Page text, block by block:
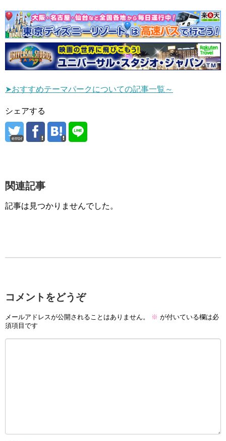
➤おすすめテーマパークについての記事一覧～
シェアする
error
関連記事
記事は見つかりませんでした。
コメントをどうぞ
メールアドレスが公開されることはありません。 ※ が付いている欄は必
須項目です